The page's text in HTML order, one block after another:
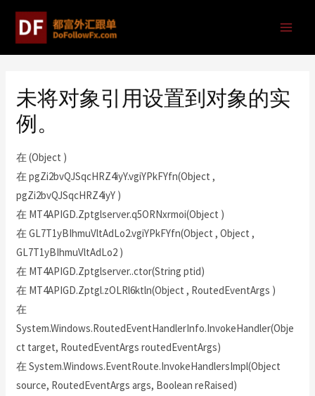
未将对象引用设置到对象的实
例。
在 (Object )
在 pgZi2bvQJSqcHRZ4iyY.vgiYPkFYfn(Object ,
pgZi2bvQJSqcHRZ4iyY )
在 MT4APIGD.Zptglserver.q5ORNxrmoi(Object )
在 GL7T1yBIhmuVltAdLo2.vgiYPkFYfn(Object , Object ,
GL7T1yBIhmuVltAdLo2 )
在 MT4APIGD.Zptglserver..ctor(String ptid)
在 MT4APIGD.Zptgl.zOLRl6ktln(Object , RoutedEventArgs )
在
System.Windows.RoutedEventHandlerInfo.InvokeHandler(Obje
ct target, RoutedEventArgs routedEventArgs)
在 System.Windows.EventRoute.InvokeHandlersImpl(Object
source, RoutedEventArgs args, Boolean reRaised)